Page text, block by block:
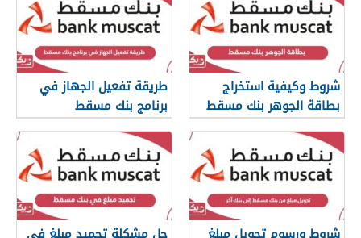
شروط وكيفية استخراج
بطاقة الجوهر بنك مسقط
طريقة تفعيل الجهاز في
برنامج بنك مسقط